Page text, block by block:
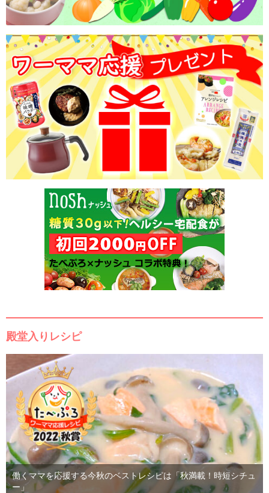
殿堂入りレシピ
働くママを応援する今秋のベストレシピは「秋満載！時短シチュ
ー」